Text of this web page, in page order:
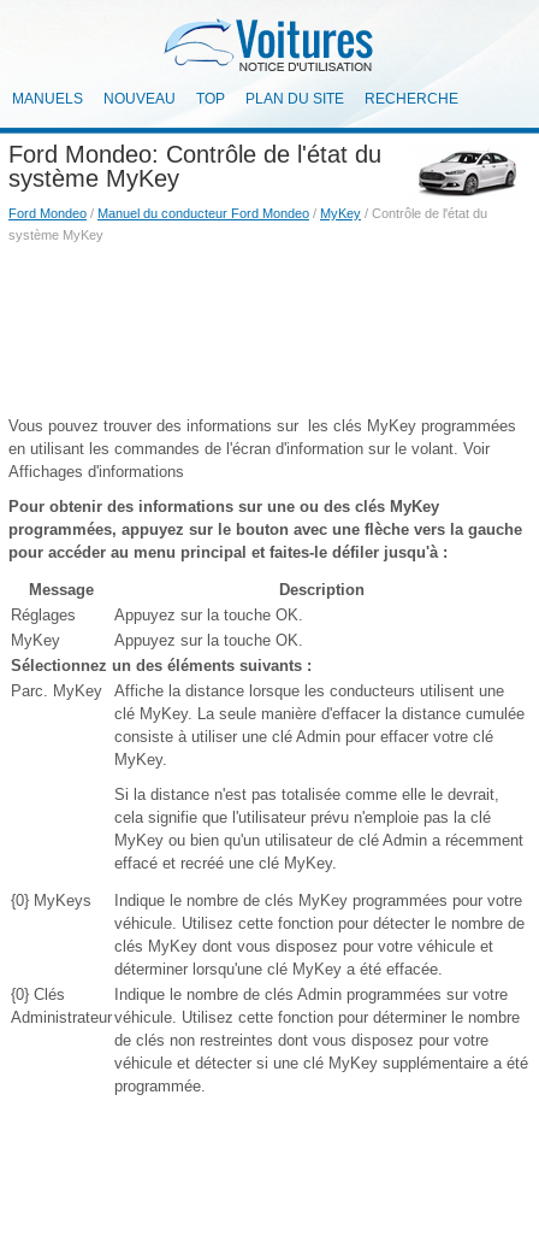
MANUELS NOUVEAU TOP PLAN DU SITE RECHERCHE
Ford Mondeo: Contrôle de l'état du
système MyKey
Ford Mondeo / Manuel du conducteur Ford Mondeo / MyKey / Contrôle de l'état du
système MyKey
Vous pouvez trouver des informations sur les clés MyKey programmées
en utilisant les commandes de l'écran d'information sur le volant. Voir
Affichages d'informations
Pour obtenir des informations sur une ou des clés MyKey
programmées, appuyez sur le bouton avec une flèche vers la gauche
pour accéder au menu principal et faites-le défiler jusqu'à :
Message
Description
Réglages
Appuyez sur la touche OK.
MyKey
Appuyez sur la touche OK.
Sélectionnez un des éléments suivants :
Parc. MyKey
Affiche la distance lorsque les conducteurs utilisent une
clé MyKey. La seule manière d'effacer la distance cumulée
consiste à utiliser une clé Admin pour effacer votre clé
MyKey.
Si la distance n'est pas totalisée comme elle le devrait,
cela signifie que l'utilisateur prévu n'emploie pas la clé
MyKey ou bien qu'un utilisateur de clé Admin a récemment
effacé et recréé une clé MyKey.
{0} MyKeys
Indique le nombre de clés MyKey programmées pour votre
véhicule. Utilisez cette fonction pour détecter le nombre de
clés MyKey dont vous disposez pour votre véhicule et
déterminer lorsqu'une clé MyKey a été effacée.
{0} Clés
Administrateur
Indique le nombre de clés Admin programmées sur votre
véhicule. Utilisez cette fonction pour déterminer le nombre
de clés non restreintes dont vous disposez pour votre
véhicule et détecter si une clé MyKey supplémentaire a été
programmée.